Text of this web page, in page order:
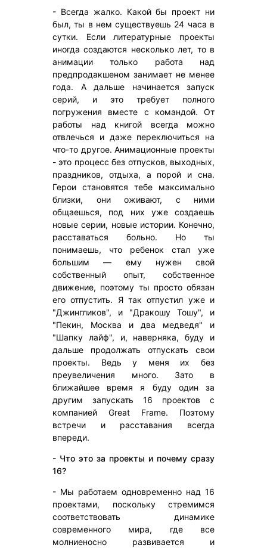
- Всегда жалко. Какой бы проект ни
был, ты в нем существуешь 24 часа в
сутки. Если литературные проекты
иногда создаются несколько лет, то в
анимации только работа над
предпродакшеном занимает не менее
года. А дальше начинается запуск
серий, и это требует полного
погружения вместе с командой. От
работы над книгой всегда можно
отвлечься и даже переключиться на
что-то другое. Анимационные проекты
- это процесс без отпусков, выходных,
праздников, отдыха, а порой и сна.
Герои становятся тебе максимально
близки, они оживают, с ними
общаешься, под них уже создаешь
новые серии, новые истории. Конечно,
расставаться больно. Но ты
понимаешь, что ребенок стал уже
большим — ему нужен свой
собственный опыт, собственное
движение, поэтому ты просто обязан
его отпустить. Я так отпустил уже и
"Джингликов", и "Дракошу Тошу", и
"Пекин, Москва и два медведя" и
"Шапку лайф", и, наверняка, буду и
дальше продолжать отпускать свои
проекты. Ведь у меня их без
преувеличения много. Зато в
ближайшее время я буду один за
другим запускать 16 проектов с
компанией Great Frame. Поэтому
встречи и расставания всегда
впереди.
- Что это за проекты и почему сразу
16?
- Мы работаем одновременно над 16
проектами, поскольку стремимся
соответствовать динамике
современного мира, где все
молниеносно развивается и